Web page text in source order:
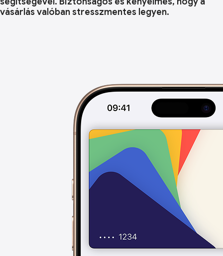
vásárlás valóban stresszmentes legyen.